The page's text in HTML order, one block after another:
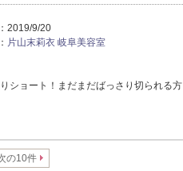
2019/9/20
片山末莉衣 岐阜美容室
ショート！まだまだばっさり切られる方
の10件